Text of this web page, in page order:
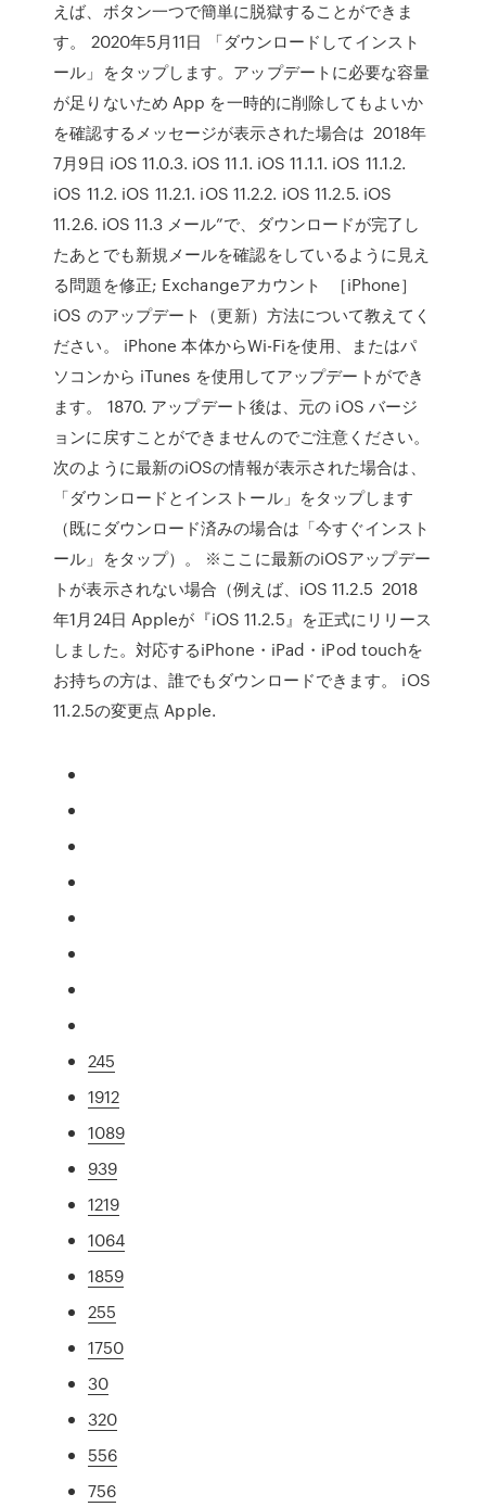
えば、ボタン一つで簡単に脱獄することができま
す。 2020年5月11日 「ダウンロードしてインスト
ール」をタップします。アップデートに必要な容量
が足りないため App を一時的に削除してもよいか
を確認するメッセージが表示された場合は 2018年
7月9日 iOS 11.0.3. iOS 11.1. iOS 11.1.1. iOS 11.1.2.
iOS 11.2. iOS 11.2.1. iOS 11.2.2. iOS 11.2.5. iOS
11.2.6. iOS 11.3 メール”で、ダウンロードが完了し
たあとでも新規メールを確認をしているように見え
る問題を修正; Exchangeアカウント ［iPhone］
iOS のアップデート（更新）方法について教えてく
ださい。 iPhone 本体からWi-Fiを使用、またはパ
ソコンから iTunes を使用してアップデートができ
ます。 1870. アップデート後は、元の iOS バージ
ョンに戻すことができませんのでご注意ください。
次のように最新のiOSの情報が表示された場合は、
「ダウンロードとインストール」をタップします
（既にダウンロード済みの場合は「今すぐインスト
ール」をタップ）。 ※ここに最新のiOSアップデー
トが表示されない場合（例えば、iOS 11.2.5 2018
年1月24日 Appleが『iOS 11.2.5』を正式にリリース
しました。対応するiPhone・iPad・iPod touchを
お持ちの方は、誰でもダウンロードできます。 iOS
11.2.5の変更点 Apple.
245
1912
1089
939
1219
1064
1859
255
1750
30
320
556
756